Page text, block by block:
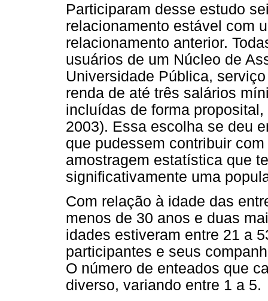
Participaram desse estudo
relacionamento estável com
relacionamento anterior.
usuários de um Núcleo de
Universidade Pública,
renda de até três salários
incluídas de forma
2003). Essa escolha se deu
que pudessem contribuir
amostragem estatística que
significativamente uma
Com relação à idade das
menos de 30 anos e duas
idades estiveram entre 21 a
participantes e seus
O número de enteados que
diverso, variando entre 1 a 5.